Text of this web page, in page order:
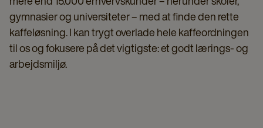
gymnasier og universiteter – med at finde den rette
kaffeløsning. I kan trygt overlade hele kaffeordningen
til os og fokusere på det vigtigste: et godt lærings- og
arbejdsmiljø.